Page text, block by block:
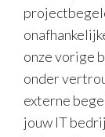
onze vorige
onder
externe
jouw IT